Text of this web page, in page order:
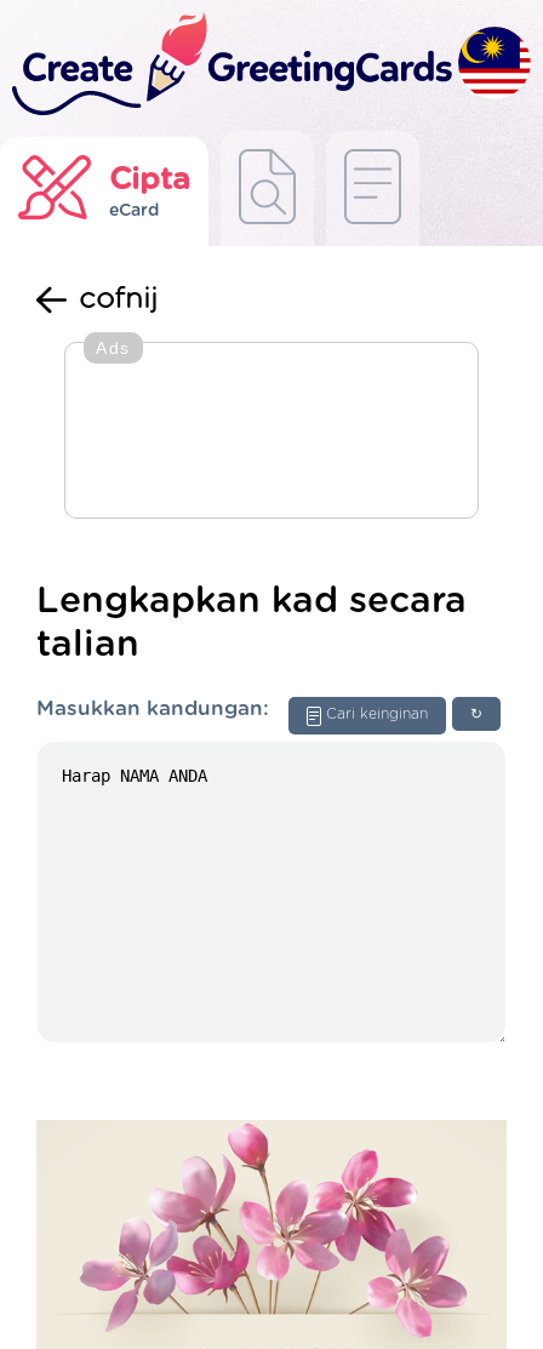
Cipta
eCard
cofnij
Ads
Lengkapkan kad secara
talian
↻
Cari keinginan
Masukkan kandungan: